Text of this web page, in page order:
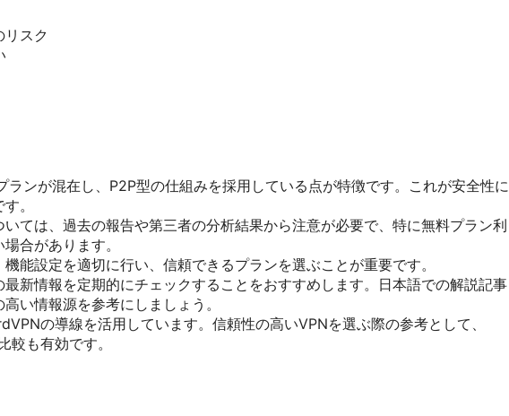
スク
ンが混在し、P2P型の仕組みを採用している点が特徴です。これが安全性に
。
ては、過去の報告や第三者の分析結果から注意が必要で、特に無料プラン利
合があります。
能設定を適切に行い、信頼できるプランを選ぶことが重要です。
新情報を定期的にチェックすることをおすすめします。日本語での解説記事
い情報源を参考にしましょう。
の導線を活用しています。信頼性の高いVPNを選ぶ際の参考として、
も有効です。